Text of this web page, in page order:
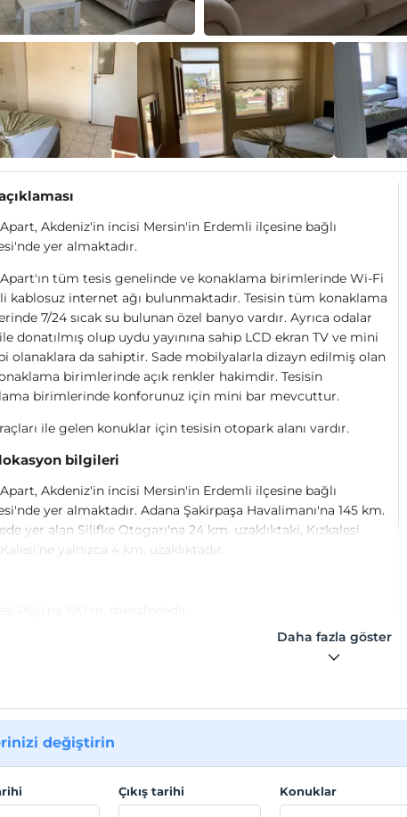
Akdeniz'in incisi Mersin'in Erdemli ilçesine bağlı
yer almaktadır.
Apart'ın tüm tesis genelinde ve konaklama birimlerinde Wi-Fi
kablosuz internet ağı bulunmaktadır. Tesisin tüm konaklama
7/24 sıcak su bulunan özel banyo vardır. Ayrıca odalar
donatılmış olup uydu yayınına sahip LCD ekran TV ve mini
olanaklara da sahiptir. Sade mobilyalarla dizayn edilmiş olan
birimlerinde açık renkler hakimdir. Tesisin
birimlerinde konforunuz için mini bar mevcuttur.
ile gelen konuklar için tesisin otopark alanı vardır.
bilgileri
Akdeniz'in incisi Mersin'in Erdemli ilçesine bağlı
yer almaktadır. Adana Şakirpaşa Havalimanı'na 145 km.
yer alan Silifke Otogarı'na 24 km. uzaklıktaki, Kızkalesi
yalnızca 4 km. uzaklıktadır.
Daha fazla göster
değiştirin
Çıkış tarihi Konuklar